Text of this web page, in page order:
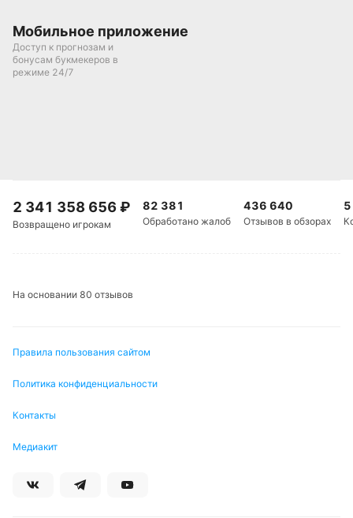
Мобильное приложение
Доступ к прогнозам и
бонусам букмекеров в
режиме 24/7
2 341 358 656₽
Возвращено игрокам
82 381
Обработано жалоб
436 640
Отзывов в обзорах
На основании 80 отзывов
Правила пользования сайтом
Политика конфиденциальности
Контакты
Медиакит